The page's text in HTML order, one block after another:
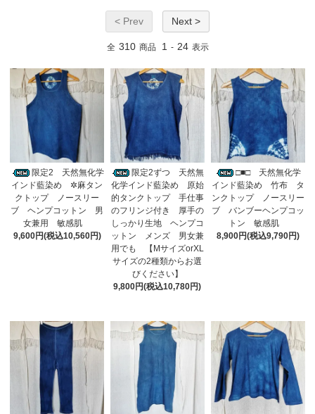
< Prev Next >
全 310 商品 1 - 24 表示
限定2 天然無化学
インド藍染め ✲麻タン
クトップ ノースリー
ブ ヘンプコットン 男
女兼用 敏感肌
9,600円(税込10,560円)
限定2ずつ 天然無
化学インド藍染め 原始
的タンクトップ 手仕事
のフリンジ付き 厚手の
しっかり生地 ヘンプコ
ットン メンズ 男女兼
用でも 【MサイズorXL
サイズの2種類からお選
びください】
9,800円(税込10,780円)
□■□ 天然無化学
インド藍染め 竹布 タ
ンクトップ ノースリー
ブ バンブーヘンプコッ
トン 敏感肌
8,900円(税込9,790円)